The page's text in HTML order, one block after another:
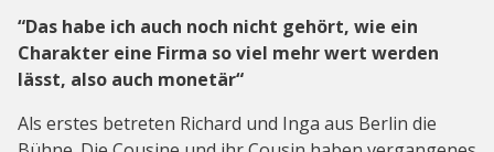
“Das habe ich auch noch nicht gehört, wie ein
Charakter eine Firma so viel mehr wert werden
lässt, also auch monetär“
Als erstes betreten Richard und Inga aus Berlin die